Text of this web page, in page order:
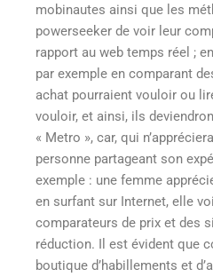
mobinautes ainsi que les
powerseeker de voir leur
rapport au web temps réel ;
par exemple en comparant
achat pourraient vouloir ou
vouloir, et ainsi, ils
« Metro », car, qui
personne partageant son
exemple : une femme
en surfant sur Internet, elle
comparateurs de prix et des
réduction. Il est évident que
boutique d’habillements et